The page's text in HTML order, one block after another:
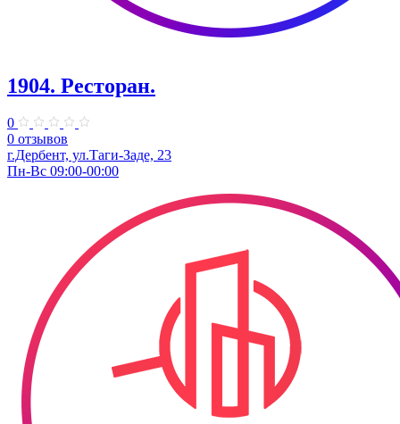
1904. ​Ресторан.
0
0 отзывов
г.Дербент, ​ул.​Таги-Заде, 23
Пн-Вс 09:00-00:00